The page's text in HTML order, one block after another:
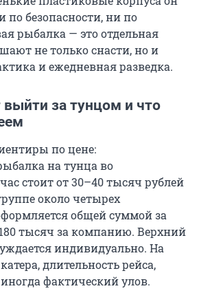
по безопасности, ни по
рыбалка — это отдельная
не только снасти, но и
и ежедневная разведка.
выйти за тунцом и что
по цене:
на тунца во
стоит от 30–40 тысяч рублей
около четырех
общей суммой за
тысяч за компанию. Верхний
индивидуально. На
длительность рейса,
фактический улов.